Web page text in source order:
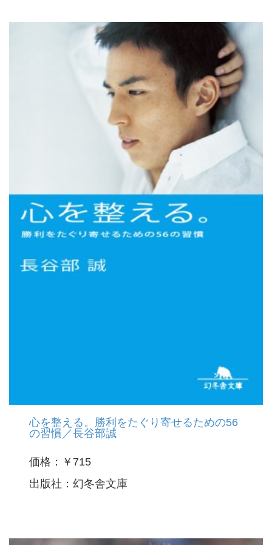
心を整える。勝利をたぐり寄せるための56
の習慣／長谷部誠
価格：￥715
出版社：幻冬舎文庫